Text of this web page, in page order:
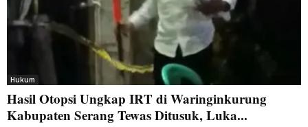
Hukum
Hasil Otopsi Ungkap IRT di Waringinkurung
Kabupaten Serang Tewas Ditusuk, Luka...